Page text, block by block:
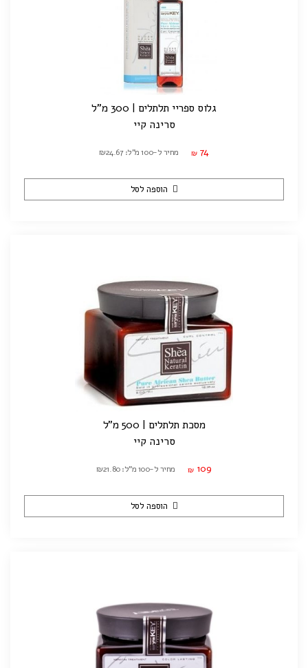
גלוס ספריי תלתלים | 300 מ"ל
סרינה קיי
₪ 74 מחיר ל-100 מ"ל: ₪24.67
הוספה לסל
מסכת תלתלים | 500 מ"ל
סרינה קיי
₪ 109 מחיר ל-100 מ"ל: ₪21.80
הוספה לסל